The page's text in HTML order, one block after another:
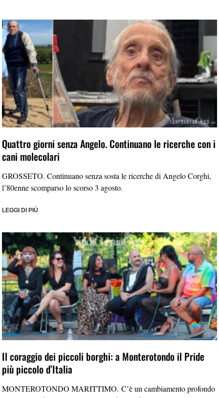
Quattro giorni senza Angelo. Continuano le ricerche con i
cani molecolari
GROSSETO. Continuano senza sosta le ricerche di Angelo Corghi,
l’80enne scomparso lo scorso 3 agosto.
LEGGI DI PIÙ
Il coraggio dei piccoli borghi: a Monterotondo il Pride
più piccolo d’Italia
MONTEROTONDO MARITTIMO. C’è un cambiamento profondo